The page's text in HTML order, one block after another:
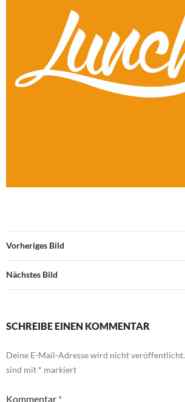
Vorheriges Bild
Nächstes Bild
SCHREIBE EINEN KOMMENTAR
Deine E-Mail-Adresse wird nicht veröffentlicht.
sind mit * markiert
Kommentar *